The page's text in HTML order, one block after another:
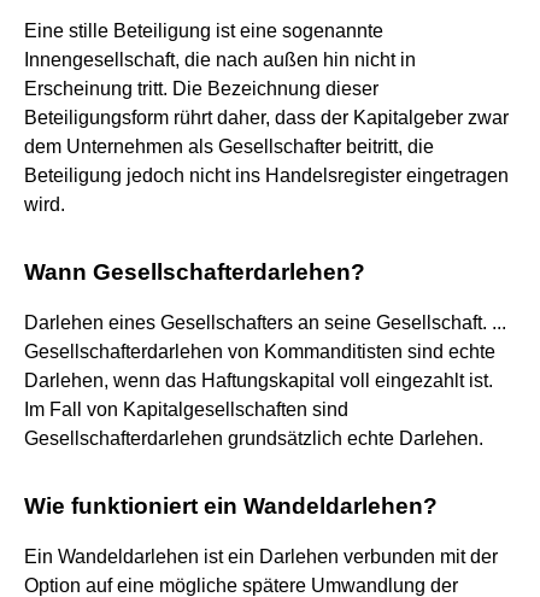
Eine stille Beteiligung ist eine sogenannte
Innengesellschaft, die nach außen hin nicht in
Erscheinung tritt. Die Bezeichnung dieser
Beteiligungsform rührt daher, dass der Kapitalgeber zwar
dem Unternehmen als Gesellschafter beitritt, die
Beteiligung jedoch nicht ins Handelsregister eingetragen
wird.
Wann Gesellschafterdarlehen?
Darlehen eines Gesellschafters an seine Gesellschaft. ...
Gesellschafterdarlehen von Kommanditisten sind echte
Darlehen, wenn das Haftungskapital voll eingezahlt ist.
Im Fall von Kapitalgesellschaften sind
Gesellschafterdarlehen grundsätzlich echte Darlehen.
Wie funktioniert ein Wandeldarlehen?
Ein Wandeldarlehen ist ein Darlehen verbunden mit der
Option auf eine mögliche spätere Umwandlung der